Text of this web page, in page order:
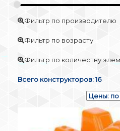
Фильтр по производителю
Фильтр по возрасту
Фильтр по количеству
Всего конструкторов: 16